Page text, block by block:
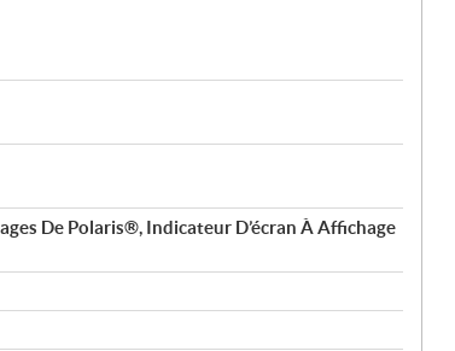
De Polaris®, Indicateur D’écran À Affichage